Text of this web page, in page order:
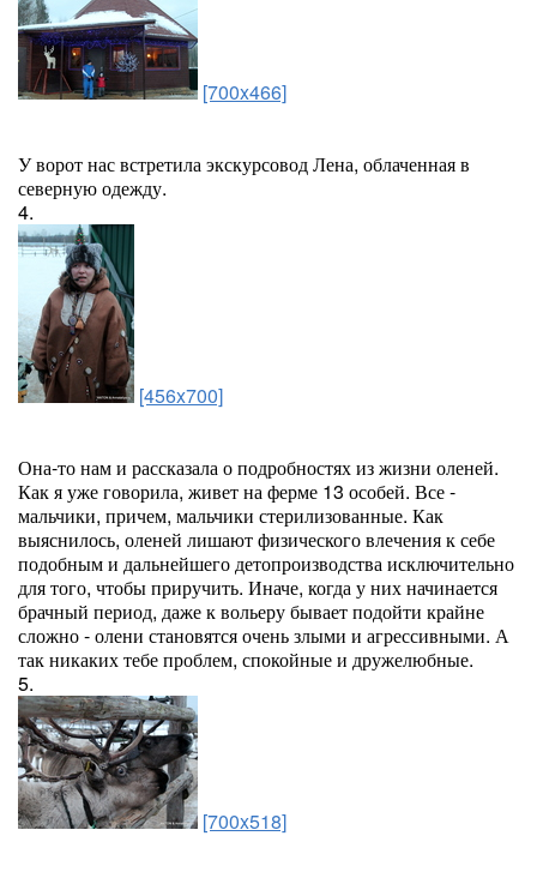
[700x466]
У ворот нас встретила экскурсовод Лена, облаченная в
северную одежду.
4.
[456x700]
Она-то нам и рассказала о подробностях из жизни оленей.
Как я уже говорила, живет на ферме 13 особей. Все -
мальчики, причем, мальчики стерилизованные. Как
выяснилось, оленей лишают физического влечения к себе
подобным и дальнейшего детопроизводства исключительно
для того, чтобы приручить. Иначе, когда у них начинается
брачный период, даже к вольеру бывает подойти крайне
сложно - олени становятся очень злыми и агрессивными. А
так никаких тебе проблем, спокойные и дружелюбные.
5.
[700x518]